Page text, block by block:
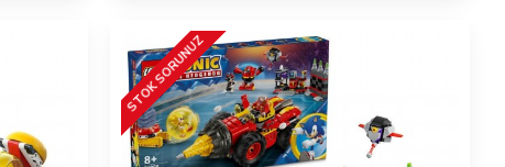
STOK SORUNUZ